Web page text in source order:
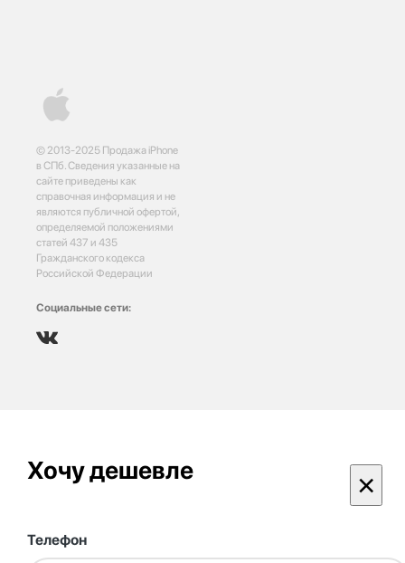
© 2013-2025 Продажа iPhone
в СПб. Сведения указанные на
сайте приведены как
справочная информация и не
являются публичной офертой,
определяемой положениями
статей 437 и 435
Гражданского кодекса
Российской Федерации
Социальные сети:
Хочу дешевле ×
Телефон